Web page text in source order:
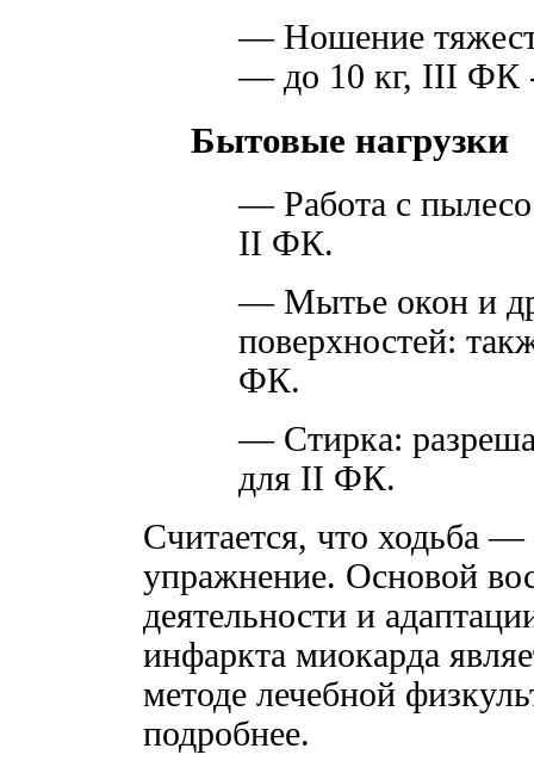
— Ношение
— до 10 кг, III ФК
Бытовые нагрузки
— Работа с
II ФК.
— Мытье окон и
поверхностей:
ФК.
— Стирка:
для II ФК.
Считается, что ходьба —
упражнение. Основой
деятельности и
инфаркта миокарда
методе лечебной
подробнее.